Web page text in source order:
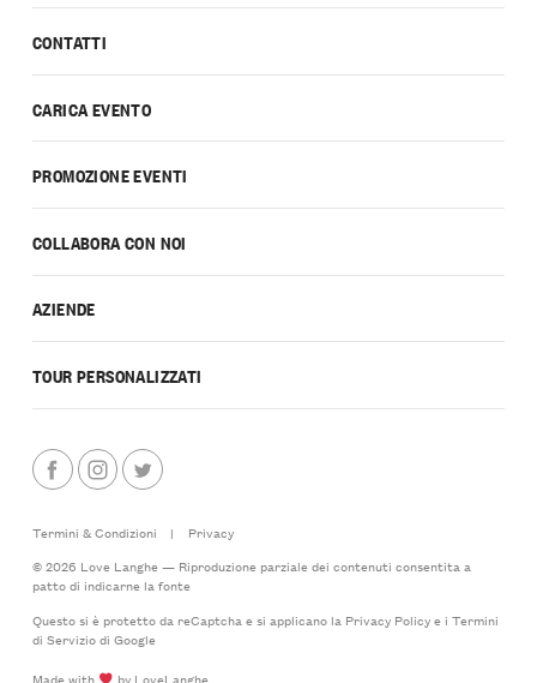
CONTATTI
CARICA EVENTO
PROMOZIONE EVENTI
COLLABORA CON NOI
AZIENDE
TOUR PERSONALIZZATI
Termini & Condizioni |
Privacy
© 2026 Love Langhe — Riproduzione parziale dei contenuti consentita a
patto di indicarne la fonte
Questo si è protetto da reCaptcha e si applicano la Privacy Policye i Termini
di Serviziodi Google
Made with
by LoveLanghe